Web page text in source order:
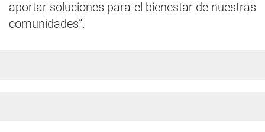
aportar soluciones para el bienestar de nuestras
comunidades”.